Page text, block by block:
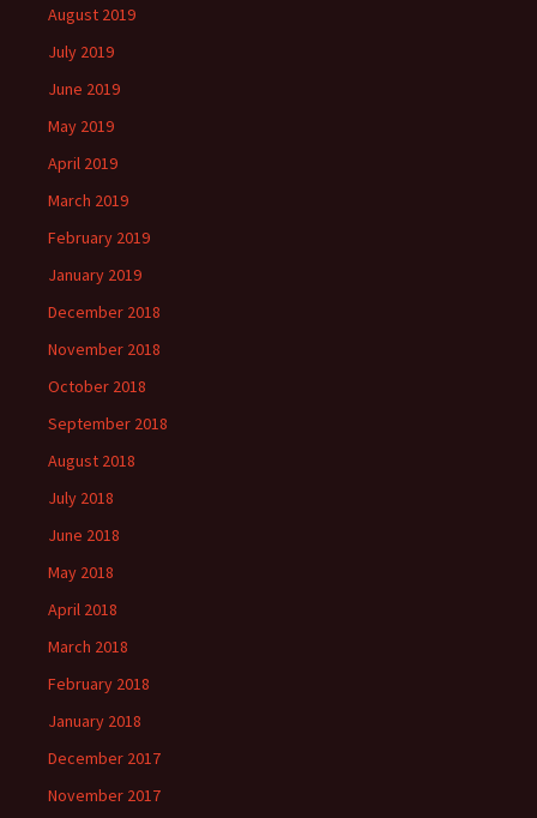
August 2019
July 2019
June 2019
May 2019
April 2019
March 2019
February 2019
January 2019
December 2018
November 2018
October 2018
September 2018
August 2018
July 2018
June 2018
May 2018
April 2018
March 2018
February 2018
January 2018
December 2017
November 2017